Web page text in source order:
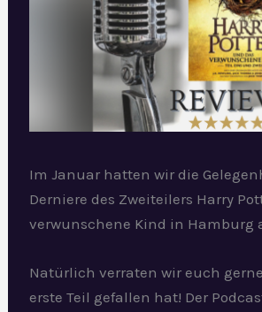
Im Januar hatten wir die
Derniere des Zweiteilers Harry
verwunschene Kind in Hamburg
Natürlich verraten wir euch
erste Teil gefallen hat! Der